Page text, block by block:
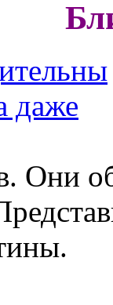
Они